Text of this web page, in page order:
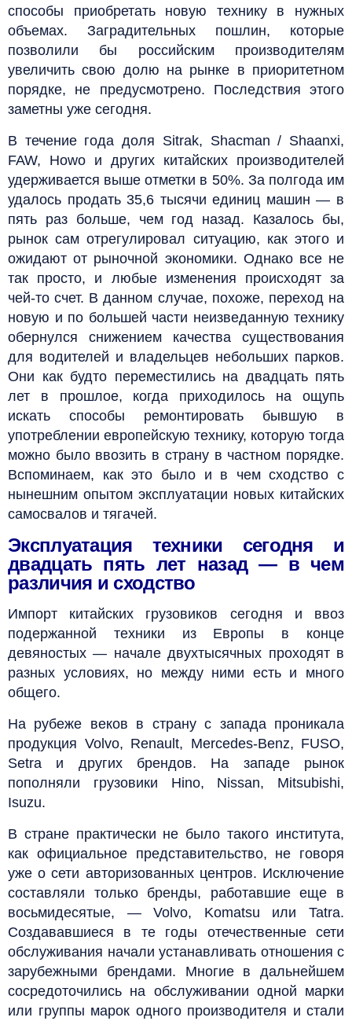
способы приобретать новую технику в нужных
объемах. Заградительных пошлин, которые
позволили бы российским производителям
увеличить свою долю на рынке в приоритетном
порядке, не предусмотрено. Последствия этого
заметны уже сегодня.
В течение года доля Sitrak, Shacman / Shaanxi,
FAW, Howo и других китайских производителей
удерживается выше отметки в 50%. За полгода им
удалось продать 35,6 тысячи единиц машин — в
пять раз больше, чем год назад. Казалось бы,
рынок сам отрегулировал ситуацию, как этого и
ожидают от рыночной экономики. Однако все не
так просто, и любые изменения происходят за
чей-то счет. В данном случае, похоже, переход на
новую и по большей части неизведанную технику
обернулся снижением качества существования
для водителей и владельцев небольших парков.
Они как будто переместились на двадцать пять
лет в прошлое, когда приходилось на ощупь
искать способы ремонтировать бывшую в
употреблении европейскую технику, которую тогда
можно было ввозить в страну в частном порядке.
Вспоминаем, как это было и в чем сходство с
нынешним опытом эксплуатации новых китайских
самосвалов и тягачей.
Эксплуатация техники сегодня и
двадцать пять лет назад — в чем
различия и сходство
Импорт китайских грузовиков сегодня и ввоз
подержанной техники из Европы в конце
девяностых — начале двухтысячных проходят в
разных условиях, но между ними есть и много
общего.
На рубеже веков в страну с запада проникала
продукция Volvo, Renault, Mercedes-Benz, FUSO,
Setra и других брендов. На западе рынок
пополняли грузовики Hino, Nissan, Mitsubishi,
Isuzu.
В стране практически не было такого института,
как официальное представительство, не говоря
уже о сети авторизованных центров. Исключение
составляли только бренды, работавшие еще в
восьмидесятые, — Volvo, Komatsu или Tatra.
Создававшиеся в те годы отечественные сети
обслуживания начали устанавливать отношения с
зарубежными брендами. Многие в дальнейшем
сосредоточились на обслуживании одной марки
или группы марок одного производителя и стали